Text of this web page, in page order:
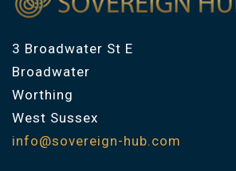
3 Broadwater St E
Broadwater
Worthing
West Sussex
info@sovereign-hub.com